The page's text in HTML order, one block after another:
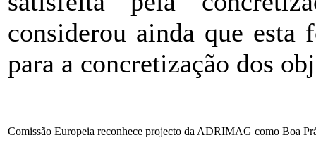
considerou ainda que esta
para a concretização dos
Comissão Europeia reconhece projecto da ADRIMAG como Boa